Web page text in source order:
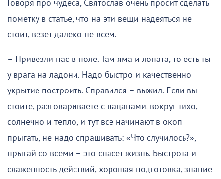
Говоря про чудеса, Святослав очень просит сделать
пометку в статье, что на эти вещи надеяться не
стоит, везет далеко не всем.
– Привезли нас в поле. Там яма и лопата, то есть ты
у врага на ладони. Надо быстро и качественно
укрытие построить. Справился – выжил. Если вы
стоите, разговариваете с пацанами, вокруг тихо,
солнечно и тепло, и тут все начинают в окоп
прыгать, не надо спрашивать: «Что случилось?»,
прыгай со всеми – это спасет жизнь. Быстрота и
слаженность действий, хорошая подготовка, знание